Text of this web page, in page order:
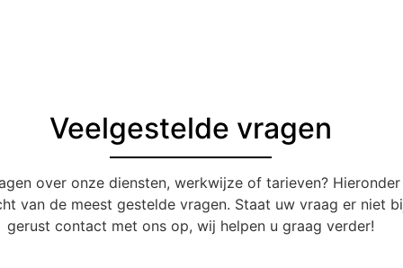
Veelgestelde vragen
over onze diensten, werkwijze of tarieven?
van de meest gestelde vragen. Staat uw vraag er niet
gerust contact met ons op, wij helpen u graag verder!